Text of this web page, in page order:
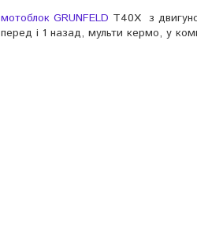
мотоблок GRUNFELD T40X з
перед і 1 назад, мульти кермо, у